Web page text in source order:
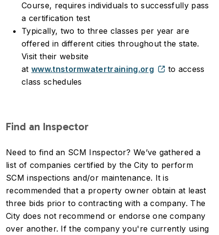
Course, requires individuals to successfully pass
a certification test
Typically, two to three classes per year are
offered in different cities throughout the state.
Visit their website
at www.tnstormwatertraining.org
to access
class schedules
Find an Inspector
Need to find an SCM Inspector? We’ve gathered a
list of companies certified by the City to perform
SCM inspections and/or maintenance. It is
recommended that a property owner obtain at least
three bids prior to contracting with a company. The
City does not recommend or endorse one company
over another. If the company you're currently using